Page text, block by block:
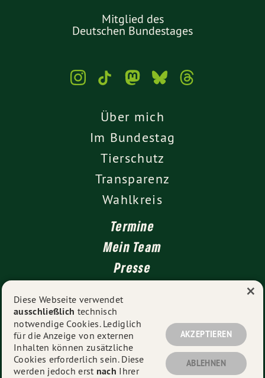
Mitglied des
Deutschen Bundestages
Über mich
Im Bundestag
Tierschutz
Transparenz
Wahlkreis
Termine
Mein Team
Presse
Impressum
Datenschutz
Diese Webseite verwendet
ausschließlich technisch
notwendige Cookies. Lediglich
für die Anzeige von externen
Inhalten können zusätzliche
Cookies erforderlich sein. Diese
werden jedoch erst nach Ihrer
AKZEPTIEREN
ABLEHNEN
×